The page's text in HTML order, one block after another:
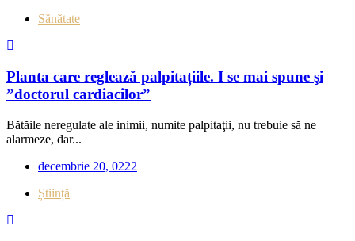
Sănătate
Planta care reglează palpitațiile. I se mai spune şi
”doctorul cardiacilor”
Bătăile neregulate ale inimii, numite palpitaţii, nu trebuie să ne
alarmeze, dar...
decembrie 20, 0222
Știință